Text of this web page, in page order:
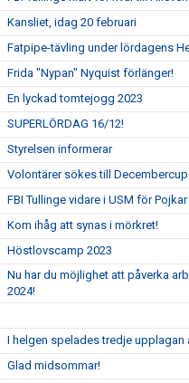
Kansliet, idag 20 februari
Fatpipe-tävling under lördagens
Frida "Nypan" Nyquist förlänger!
En lyckad tomtejogg 2023
SUPERLÖRDAG 16/12!
Styrelsen informerar
Volontärer sökes till
FBI Tullinge vidare i USM för Pojkar
Kom ihåg att synas i mörkret!
Höstlovscamp 2023
Nu har du möjlighet att påverka
2024!
I helgen spelades tredje upplagan
Glad midsommar!